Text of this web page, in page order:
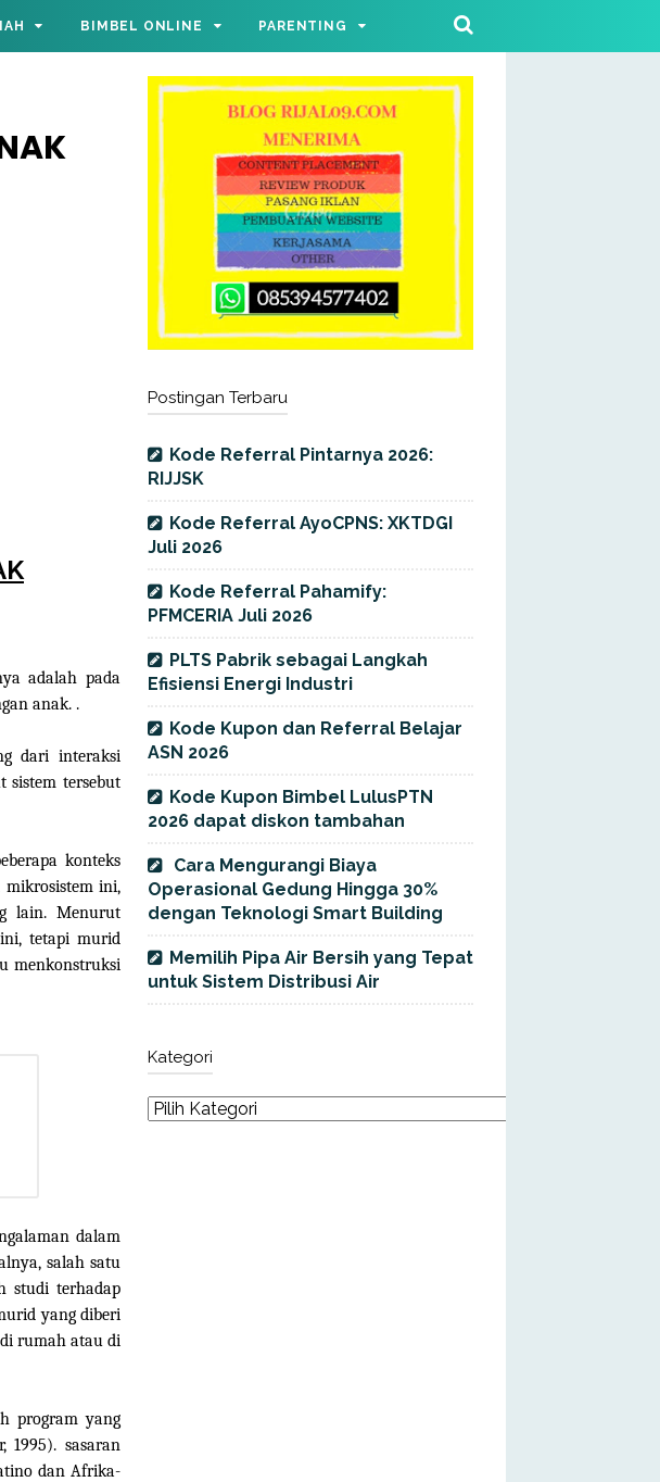
BIMBEL ONLINE PARENTING
adalah pada
anak. .
dari interaksi
sistem tersebut
konteks
mikrosistem ini,
lain. Menurut
tetapi murid
menkonstruksi
dalam
salah satu
studi terhadap
yang diberi
rumah atau di
program yang
1995). sasaran
dan Afrika-
Postingan Terbaru
Kode Referral Pintarnya 2026:
RIJJSK
Kode Referral AyoCPNS: XKTDGI
Juli 2026
Kode Referral Pahamify:
PFMCERIA Juli 2026
PLTS Pabrik sebagai Langkah
Efisiensi Energi Industri
Kode Kupon dan Referral Belajar
ASN 2026
Kode Kupon Bimbel LulusPTN
2026 dapat diskon tambahan
Cara Mengurangi Biaya
Operasional Gedung Hingga 30%
dengan Teknologi Smart Building
Memilih Pipa Air Bersih yang Tepat
untuk Sistem Distribusi Air
Kategori